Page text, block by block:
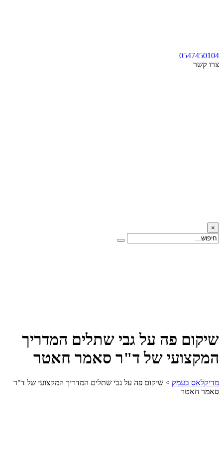
0547450104
צרו קשר
×
שיקום פה על גבי שתלים המדריך
המקצועי של ד"ר סאמר חאטר
מדיקלאס בעמק > שיקום פה על גבי שתלים המדריך המקצועי של ד"ר
סאמר חאטר